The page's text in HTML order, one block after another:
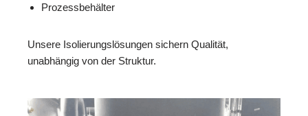
Prozessbehälter
Unsere Isolierungslösungen sichern Qualität,
unabhängig von der Struktur.